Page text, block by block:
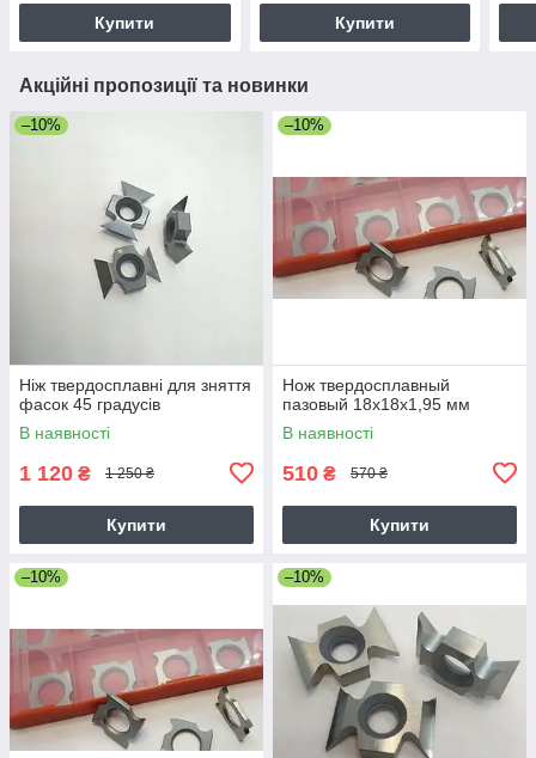
Купити Купити
Акційні пропозиції та новинки
–10%
Ніж твердосплавні для зняття
фасок 45 градусів
В наявності
1 120 ₴ 1 250 ₴
Купити
–10%
Нож твердосплавный
пазовый 18х18х1,95 мм
В наявності
510 ₴ 570 ₴
Купити
–10% –10%